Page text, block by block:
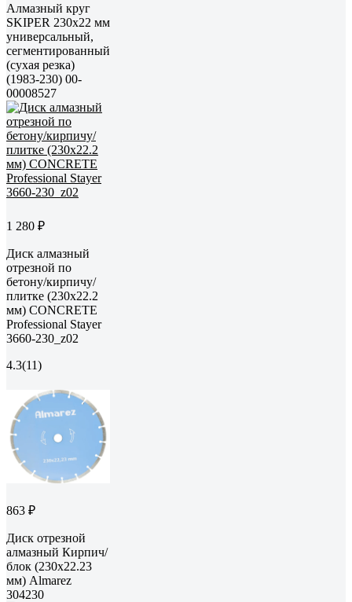
Алмазный круг
SKIPER 230x22 мм
универсальный,
сегментированный
(сухая резка)
(1983-230) 00-
00008527
1 280 ₽
Диск алмазный
отрезной по
бетону/кирпичу/
плитке (230х22.2
мм) CONCRETE
Professional Stayer
3660-230_z02
4.3(11)
863 ₽
Диск отрезной
алмазный Кирпич/
блок (230х22.23
мм) Almarez
304230